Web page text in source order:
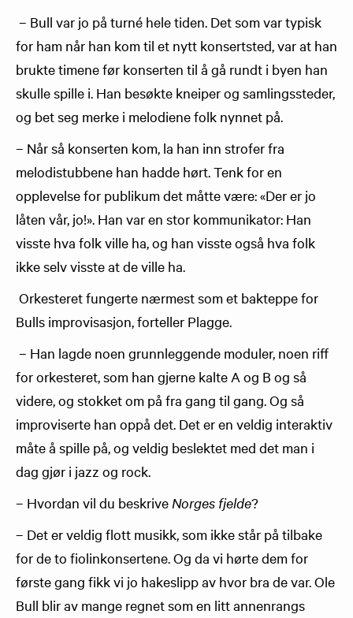
– Bull var jo på turné hele tiden. Det som var typisk
for ham når han kom til et nytt konsertsted, var at han
brukte timene før konserten til å gå rundt i byen han
skulle spille i. Han besøkte kneiper og samlingssteder,
og bet seg merke i melodiene folk nynnet på.
– Når så konserten kom, la han inn strofer fra
melodistubbene han hadde hørt. Tenk for en
opplevelse for publikum det måtte være: «Der er jo
låten vår, jo!». Han var en stor kommunikator: Han
visste hva folk ville ha, og han visste også hva folk
ikke selv visste at de ville ha.
Orkesteret fungerte nærmest som et bakteppe for
Bulls improvisasjon, forteller Plagge.
– Han lagde noen grunnleggende moduler, noen riff
for orkesteret, som han gjerne kalte A og B og så
videre, og stokket om på fra gang til gang. Og så
improviserte han oppå det. Det er en veldig interaktiv
måte å spille på, og veldig beslektet med det man i
dag gjør i jazz og rock.
– Hvordan vil du beskrive Norges fjelde?
– Det er veldig flott musikk, som ikke står på tilbake
for de to fiolinkonsertene. Og da vi hørte dem for
første gang fikk vi jo hakeslipp av hvor bra de var. Ole
Bull blir av mange regnet som en litt annenrangs